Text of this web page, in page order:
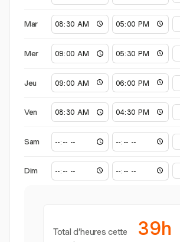
Mar
Mer
Jeu
Ven
Sam
Dim
Total d’heures cette
39h